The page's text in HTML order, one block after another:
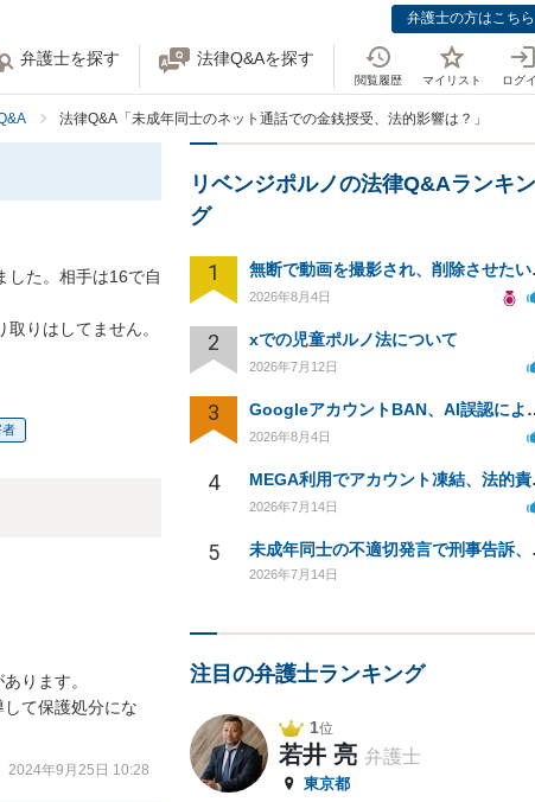
弁護士の方はこちら
弁護士を探す 法律Q&Aを探す
閲覧履歴 マイリスト ログ
法律Q&A「未成年同士のネット通話での金銭授受、法的影響は？」
した。相手は16で自
りはしてません。
者
ります。
て保護処分にな
2024年9月25日 10:28
リベンジポルノの法律Q&Aランキン
グ
1 無断で
2026年8月4日
2 xでの児童ポルノ法について
2026年7月12日
3 Googleアカウン
2026年8月4日
4 MEGA
2026年7月14日
5 未成年
2026年7月14日
注目の弁護士ランキング
1位
若井 亮 弁護士
東京都